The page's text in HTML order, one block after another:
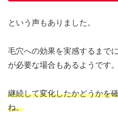
という声もありました。
毛穴への効果を実感するまで
が必要な場合もあるようです。
継続して変化したかどうかを
ね。